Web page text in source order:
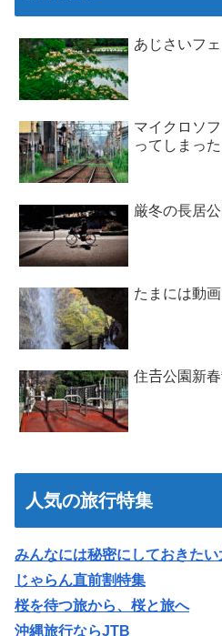
あじさいフ
マイクロソ
ってしまった
厳冬の長居
たまには動
住𠮷公園新
人気の旅行特集
みんなには秘密にしておきた
じゃらん直前割特集
桜を待つ旅から、桜と旅へ
沖縄旅行ならJTB